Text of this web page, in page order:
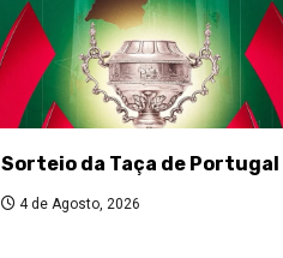
Sorteio da Taça de Portugal
4 de Agosto, 2026